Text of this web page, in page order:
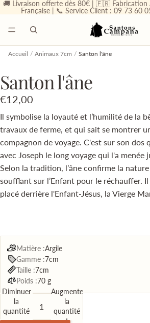
🚚 Livraison offerte dès 80€ | 🇫🇷 Fabrication
Française | 📞 Service Client : 09 73 60
Accueil / Animaux 7cm / Santon l'âne
Santon l'âne
€12,00
Il symbolise la loyauté et l’humilité de la
travaux de ferme, et qui sait se montrer
compagnon de voyage. C'est sur son dos
avec Joseph le long voyage qui l'a menée
Selon la tradition, l’âne confirme la
soufflant sur l’Enfant pour le réchauffer.
placé derrière l'Enfant-Jésus, la Vierge
Matière :Argile
Gamme :7cm
Taille :7cm
Poids :70 g
Diminuer
la
quantité
Augmenter
la
quantité